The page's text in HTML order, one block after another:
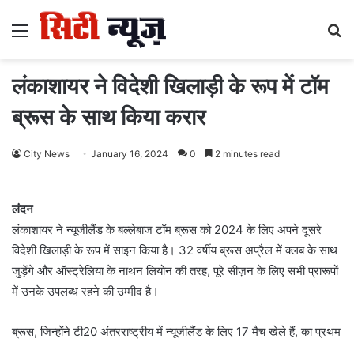
Menu
लंकाशायर ने विदेशी खिलाड़ी के रूप में टॉम
ब्रूस के साथ किया करार
City News January 16, 2024 0 2 minutes read
लंदन
लंकाशायर ने न्यूजीलैंड के बल्लेबाज टॉम ब्रूस को 2024 के लिए अपने दूसरे
विदेशी खिलाड़ी के रूप में साइन किया है। 32 वर्षीय ब्रूस अप्रैल में क्लब के साथ
जुड़ेंगे और ऑस्ट्रेलिया के नाथन लियोन की तरह, पूरे सीज़न के लिए सभी प्रारूपों
में उनके उपलब्ध रहने की उम्मीद है।
ब्रूस, जिन्होंने टी20 अंतरराष्ट्रीय में न्यूजीलैंड के लिए 17 मैच खेले हैं, का प्रथम